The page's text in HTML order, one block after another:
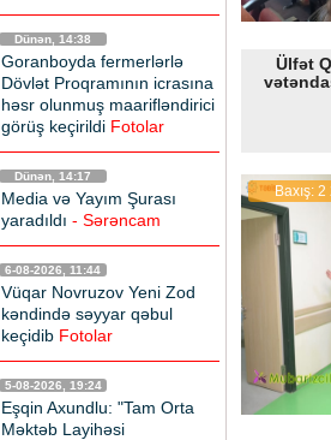
Dünən, 14:38
Goranboyda fermerlərlə
Dövlət Proqramının icrasına
həsr olunmuş maarifləndirici
görüş keçirildi Fotolar
Dünən, 14:17
Media və Yayım Şurası
yaradıldı - Sərəncam
6-08-2026, 11:44
Vüqar Novruzov Yeni Zod
kəndində səyyar qəbul
keçidib Fotolar
5-08-2026, 19:24
Eşqin Axundlu: "Tam Orta
Məktəb Layihəsi
Ülfət
Baxış: 2